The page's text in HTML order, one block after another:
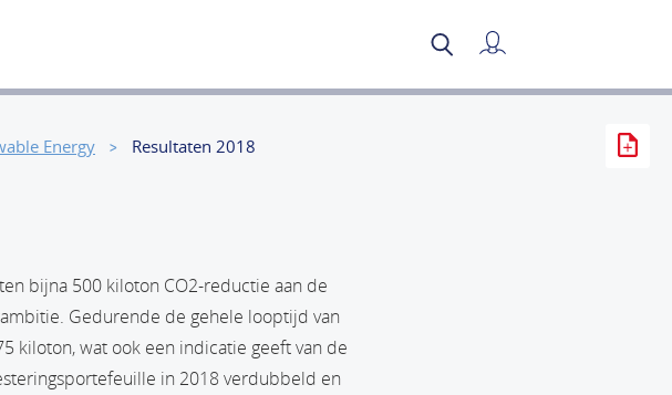
Energy Resultaten 2018
bijna 500 kiloton CO2-reductie aan de
Gedurende de gehele looptijd van
kiloton, wat ook een indicatie geeft van de
in 2018 verdubbeld en